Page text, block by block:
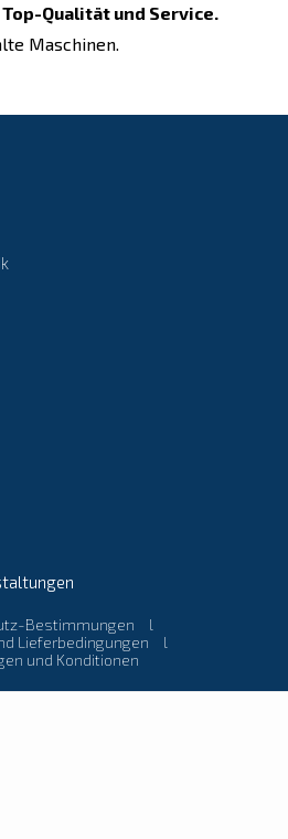
Top-Qualität und Service.
Maschinen.
Bestimmungen
l
Lieferbedingungen
l
und Konditionen